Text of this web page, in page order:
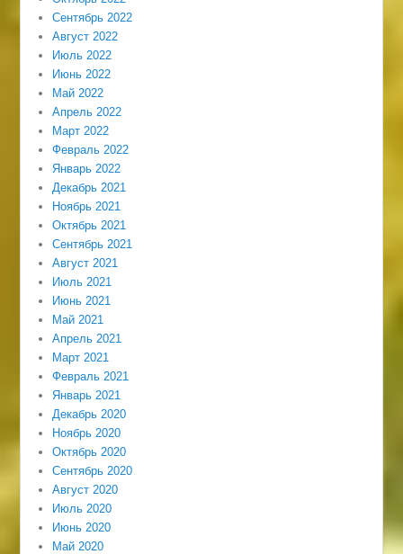
Сентябрь 2022
Август 2022
Июль 2022
Июнь 2022
Май 2022
Апрель 2022
Март 2022
Февраль 2022
Январь 2022
Декабрь 2021
Ноябрь 2021
Октябрь 2021
Сентябрь 2021
Август 2021
Июль 2021
Июнь 2021
Май 2021
Апрель 2021
Март 2021
Февраль 2021
Январь 2021
Декабрь 2020
Ноябрь 2020
Октябрь 2020
Сентябрь 2020
Август 2020
Июль 2020
Июнь 2020
Май 2020